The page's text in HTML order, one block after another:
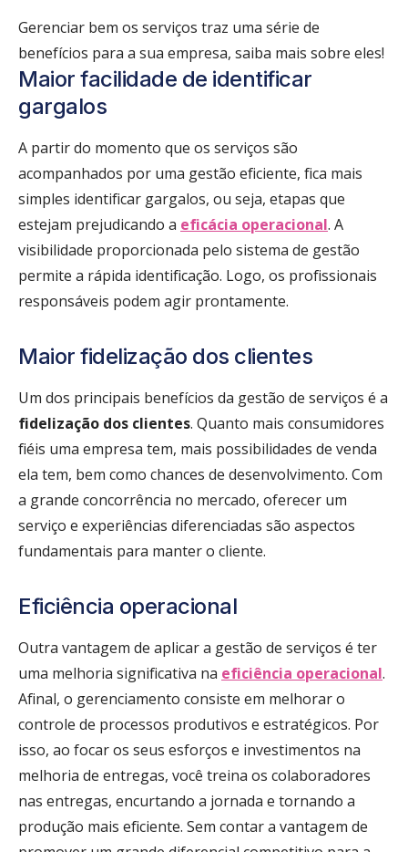
Gerenciar bem os serviços traz uma série de
benefícios para a sua empresa, saiba mais sobre eles!
Maior facilidade de identificar
gargalos
A partir do momento que os serviços são
acompanhados por uma gestão eficiente, fica mais
simples identificar gargalos, ou seja, etapas que
estejam prejudicando a eficácia operacional. A
visibilidade proporcionada pelo sistema de gestão
permite a rápida identificação. Logo, os profissionais
responsáveis podem agir prontamente.
Maior fidelização dos clientes
Um dos principais benefícios da gestão de serviços é a
fidelização dos clientes. Quanto mais consumidores
fiéis uma empresa tem, mais possibilidades de venda
ela tem, bem como chances de desenvolvimento. Com
a grande concorrência no mercado, oferecer um
serviço e experiências diferenciadas são aspectos
fundamentais para manter o cliente.
Eficiência operacional
Outra vantagem de aplicar a gestão de serviços é ter
uma melhoria significativa na eficiência operacional.
Afinal, o gerenciamento consiste em melhorar o
controle de processos produtivos e estratégicos. Por
isso, ao focar os seus esforços e investimentos na
melhoria de entregas, você treina os colaboradores
nas entregas, encurtando a jornada e tornando a
produção mais eficiente. Sem contar a vantagem de